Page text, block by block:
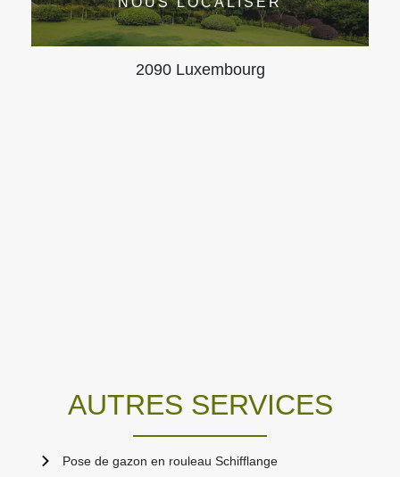
2090 Luxembourg
AUTRES SERVICES
Pose de gazon en rouleau Schifflange